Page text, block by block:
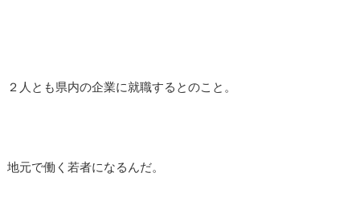
２人とも県内の企業に就職するとのこと。
地元で働く若者になるんだ。